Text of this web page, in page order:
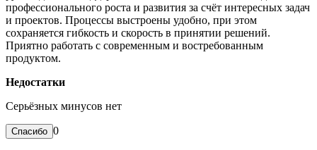
профессионального роста и развития за счёт интересных задач
и проектов. Процессы выстроены удобно, при этом
сохраняется гибкость и скорость в принятии решений.
Приятно работать с современным и востребованным
продуктом.
Недостатки
Серьёзных минусов нет
0